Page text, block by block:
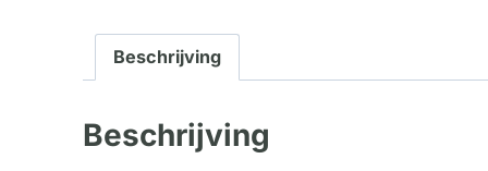
Beschrijving
Beschrijving